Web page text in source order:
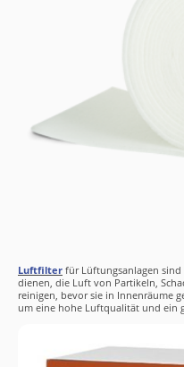
Luftfilter für Lüftungsanlagen
dienen, die Luft von Partikeln,
reinigen, bevor sie in Innenräume
um eine hohe Luftqualität und ein